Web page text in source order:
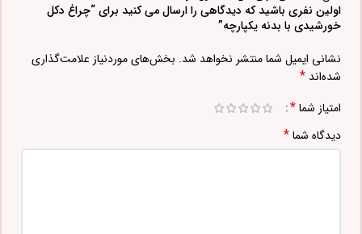
اولین نفری باشید که دیدگاهی را ارسال می کنید برای “چراغ دکل
خورشیدی با بدنه یکپارچه”
نشانی ایمیل شما منتشر نخواهد شد. بخش‌های موردنیاز علامت‌گذاری
شده‌اند *
امتیاز شما*
دیدگاه شما*